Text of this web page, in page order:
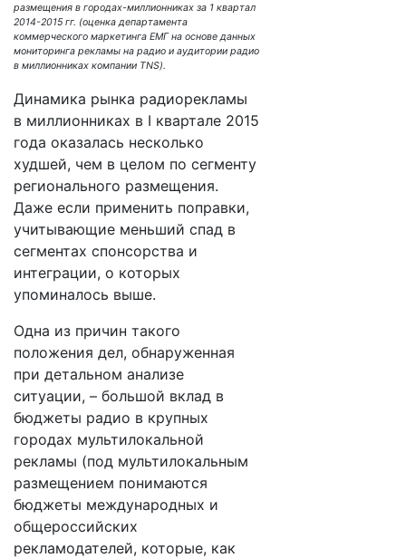
размещения в городах-миллионниках за 1 квартал
2014-2015 гг. (оценка департамента
коммерческого маркетинга ЕМГ на основе данных
мониторинга рекламы на радио и аудитории радио
в миллионниках компании TNS).
Динамика рынка радиорекламы
в миллионниках в I квартале 2015
года оказалась несколько
худшей, чем в целом по сегменту
регионального размещения.
Даже если применить поправки,
учитывающие меньший спад в
сегментах спонсорства и
интеграции, о которых
упоминалось выше.
Одна из причин такого
положения дел, обнаруженная
при детальном анализе
ситуации, – большой вклад в
бюджеты радио в крупных
городах мультилокальной
рекламы (под мультилокальным
размещением понимаются
бюджеты международных и
общероссийских
рекламодателей, которые, как